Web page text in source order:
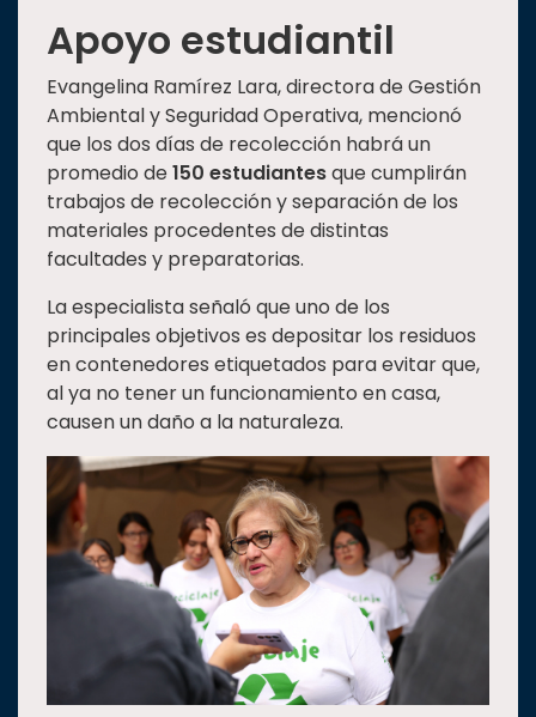
Apoyo estudiantil
Evangelina Ramírez Lara, directora de Gestión
Ambiental y Seguridad Operativa, mencionó
que los dos días de recolección habrá un
promedio de150 estudiantesque cumplirán
trabajos de recolección y separación de los
materiales procedentes de distintas
facultades y preparatorias.
La especialista señaló que uno de los
principales objetivos es depositar los residuos
en contenedores etiquetados para evitar que,
al ya no tener un funcionamiento en casa,
causen un daño a la naturaleza.